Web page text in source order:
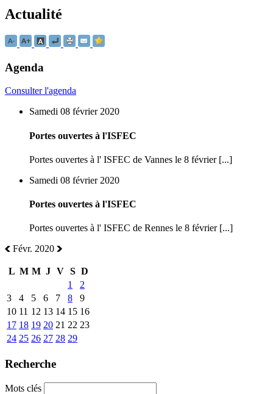
Actualité
Agenda
Consulter l'agenda
Samedi 08 février 2020
Portes ouvertes à l'ISFEC
Portes ouvertes à l' ISFEC de Vannes le 8 février [...]
Samedi 08 février 2020
Portes ouvertes à l'ISFEC
Portes ouvertes à l' ISFEC de Rennes le 8 février [...]
Févr. 2020
L M M J V S D
1
2
3
4 5 6 7 8
9
10 11 12 13 14 15 16
17 18 19 20 21 22 23
24 25 26 27 28 29
Recherche
Mots clés